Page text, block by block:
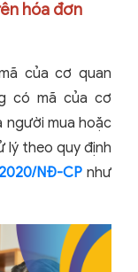
hóa đơn
của cơ quan
có mã của cơ
người mua hoặc
lý theo quy định
NĐ-CPnhư